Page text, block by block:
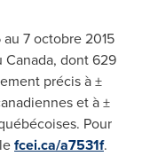
7 octobre 2015
Canada, dont 629
précis à ±
et à ±
Pour
fcei.ca/a7531f.